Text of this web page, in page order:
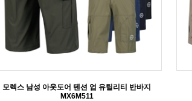
모렉스 남성 아웃도어 텐션 업 유틸리티 반바지
MX6M511